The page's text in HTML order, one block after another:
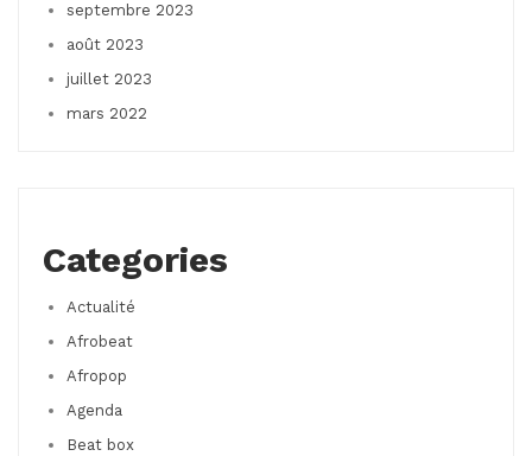
septembre 2023
août 2023
juillet 2023
mars 2022
Categories
Actualité
Afrobeat
Afropop
Agenda
Beat box